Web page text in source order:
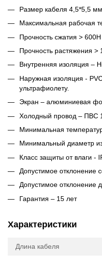
Размер кабеля 4,5*5,5 мм
Максимальная рабочая
Прочность сжатия > 600H
Прочность растяжения >
Внутренняя изоляция –
Наружная изоляция -
ультрафиолету.
Экран – алюминиевая
Холодный провод – ПВС
Минимальная
Минимальный диаметр
Класс защиты от влаги -
Допустимое отклонение
Допустимое отклонение
Гарантия – 15 лет
Характеристики
Длина кабеля